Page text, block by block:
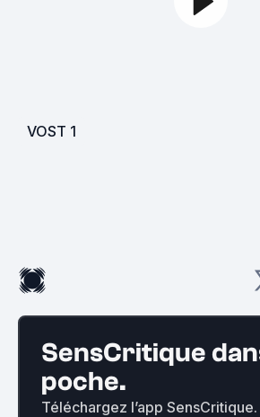
VOST 1
SensCritique
poche.
Téléchargez l’app SensCritique.